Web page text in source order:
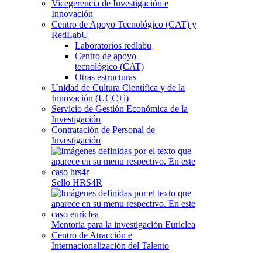
Vicegerencia de Investigación e
Innovación
Centro de Apoyo Tecnológico (CAT) y
RedLabU
Laboratorios redlabu
Centro de apoyo
tecnológico (CAT)
Otras estructuras
Unidad de Cultura Científica y de la
Innovación (UCC+i)
Servicio de Gestión Económica de la
Investigación
Contratación de Personal de
Investigación
Sello HRS4R
Mentoría para la investigación Euriclea
Centro de Atracción e
Internacionalización del Talento